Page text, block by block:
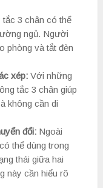
tắc 3 chân có thể
ngủ. Người
phòng và tắt đèn
xép: Với những
tắc 3 chân giúp
không cần di
đổi: Ngoài
thể dùng trong
thái giữa hai
này cần hiểu rõ